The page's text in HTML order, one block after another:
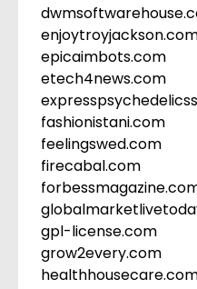
epicaimbots.com
etech4news.com
fashionistani.com
feelingswed.com
firecabal.com
gpl-license.com
grow2every.com